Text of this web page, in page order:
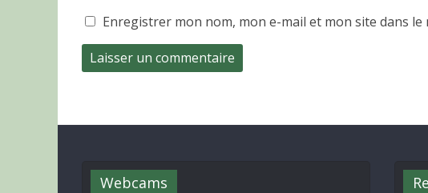
Enregistrer mon nom, mon e-mail et mon site dans
Webcams